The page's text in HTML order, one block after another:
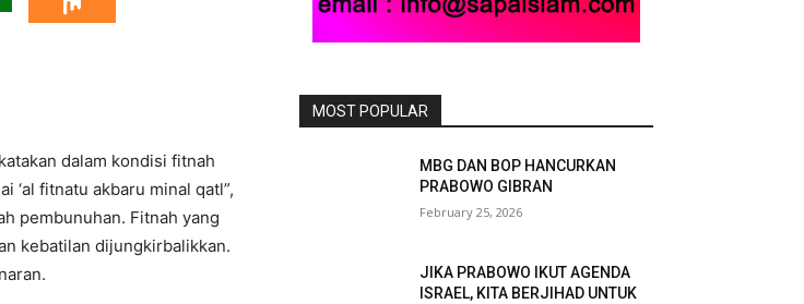
dalam kondisi fitnah
‘al fitnatu akbaru minal qatl”,
pembunuhan. Fitnah yang
kebatilan dijungkirbalikkan.
MOST POPULAR
MBG DAN BOP HANCURKAN
PRABOWO GIBRAN
February 25, 2026
JIKA PRABOWO IKUT AGENDA
ISRAEL, KITA BERJIHAD UNTUK